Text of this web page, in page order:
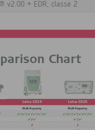
v2.00 + EDR, classe 2